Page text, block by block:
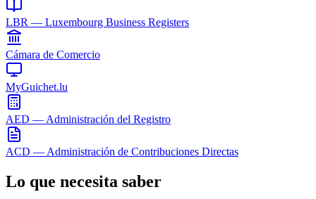
LBR — Luxembourg Business Registers
Cámara de Comercio
MyGuichet.lu
AED — Administración del Registro
ACD — Administración de Contribuciones Directas
Lo que necesita saber